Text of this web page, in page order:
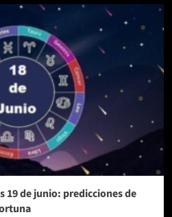
19 de junio: predicciones de